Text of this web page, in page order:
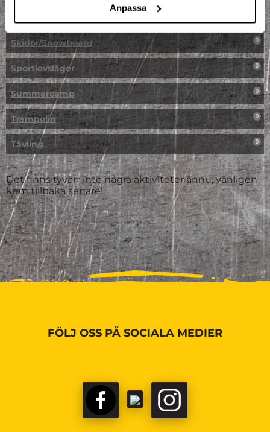
Anpassa
Skidor/Snowboard 0
Sportlovsläger 0
Summercamp 0
Trampolin 0
Tävling 0
Det finns tyvärr inte några aktiviteter ännu, vänligen
kom tillbaka senare!
FÖLJ OSS PÅ SOCIALA MEDIER